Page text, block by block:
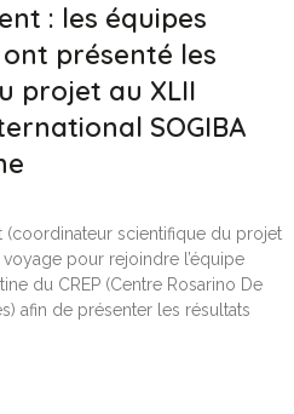
: les équipes
ont présenté les
projet au XLII
SOGIBA
(coordinateur scientifique du projet
pour rejoindre l’équipe
du CREP (Centre Rosarino De
afin de présenter les résultats